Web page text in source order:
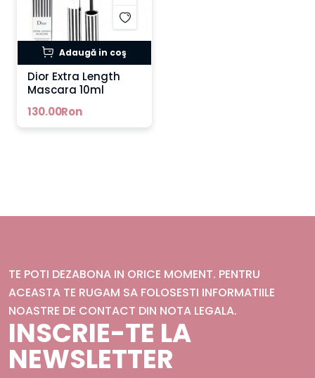
Adaugă in coş
Dior Extra Length
Mascara 10ml
130.00Ron
TE POTI DEZABONA IN ORICE MOMENT. PENTRU
ACEASTA TE RUGAM SA FOLOSESTI INFORMATIILE
NOASTRE DE CONTACT DIN NOTA LEGALA.
INSCRIE-TE LA
NEWSLETTER